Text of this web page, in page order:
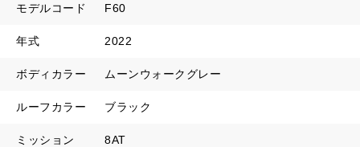
モデルコード F60
年式 2022
ボディカラー ムーンウォークグレー
ルーフカラー ブラック
ミッション 8AT